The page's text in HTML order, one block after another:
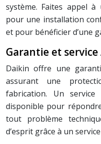
système. Faites appel
pour une installation
et pour bénéficier d’une
Garantie et
Daikin offre une
assurant une
fabrication. Un
disponible pour
tout problème
d’esprit grâce à un